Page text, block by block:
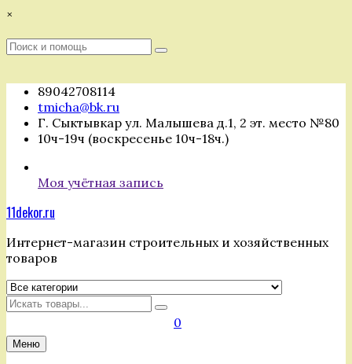
Перейти
содержимому
×
Поиск
Поиск
89042708114
tmicha@bk.ru
Г. Сыктывкар ул. Малышева д.1, 2 эт. место №80
10ч-19ч (воскресенье 10ч-18ч.)
Моя учётная запись
11dekor.ru
Интернет-магазин строительных и хозяйственных
товаров
Искать
0
Меню